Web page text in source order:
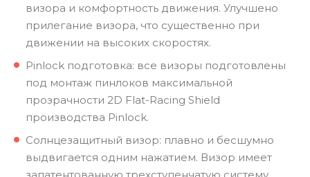
визора и комфортность движения. Улучшено
прилегание визора, что существенно при
движении на высоких скоростях.
Pinlock подготовка: все визоры подготовлены
под монтаж пинлоков максимальной
прозрачности 2D Flat-Racing Shield
производства Pinlock.
Солнцезащитный визор: плавно и бесшумно
выдвигается одним нажатием. Визор имеет